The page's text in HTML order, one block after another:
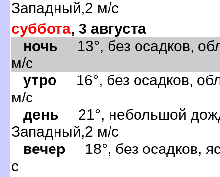
Западный,2 м/с
суббота, 3 августа
ночь 13°, без осадков,
м/с
утро 16°, без осадков,
м/с
день 21°, небольшой
Западный,2 м/с
вечер 18°, без осадков,
с